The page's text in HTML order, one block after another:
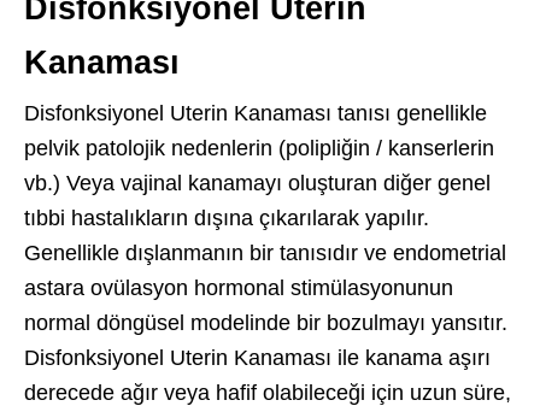
Disfonksiyonel Uterin
Kanaması
Disfonksiyonel Uterin Kanaması tanısı genellikle
pelvik patolojik nedenlerin (polipliğin / kanserlerin
vb.) Veya vajinal kanamayı oluşturan diğer genel
tıbbi hastalıkların dışına çıkarılarak yapılır.
Genellikle dışlanmanın bir tanısıdır ve endometrial
astara ovülasyon hormonal stimülasyonunun
normal döngüsel modelinde bir bozulmayı yansıtır.
Disfonksiyonel Uterin Kanaması ile kanama aşırı
derecede ağır veya hafif olabileceği için uzun süre,